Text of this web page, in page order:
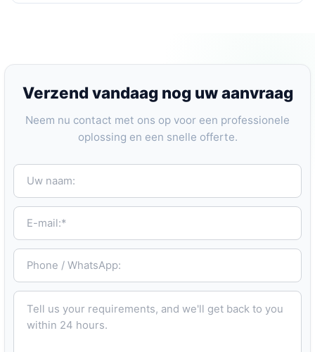
Verzend vandaag nog uw aanvraag
Neem nu contact met ons op voor een professionele
oplossing en een snelle offerte.
Uw naam:
E-mail:*
Phone / WhatsApp:
Tell us your requirements, and we'll get back to you within 24 hours.